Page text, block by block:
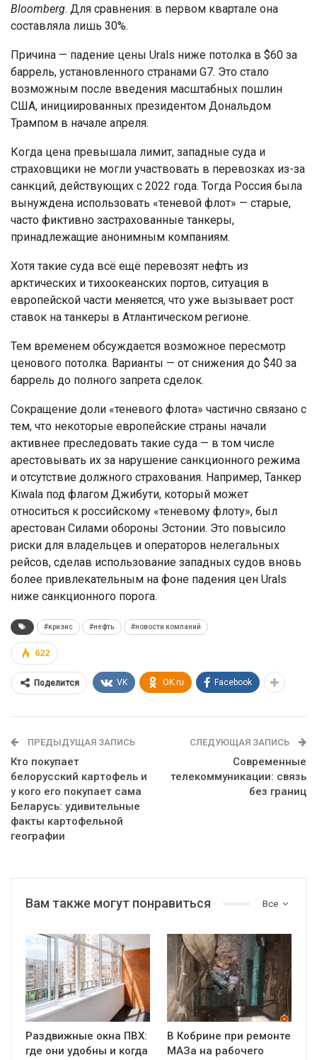
Bloomberg. Для сравнения: в первом квартале она
составляла лишь 30%.
Причина — падение цены Urals ниже потолка в $60 за
баррель, установленного странами G7. Это стало
возможным после введения масштабных пошлин
США, инициированных президентом Дональдом
Трампом в начале апреля.
Когда цена превышала лимит, западные суда и
страховщики не могли участвовать в перевозках из-за
санкций, действующих с 2022 года. Тогда Россия была
вынуждена использовать «теневой флот» — старые,
часто фиктивно застрахованные танкеры,
принадлежащие анонимным компаниям.
Хотя такие суда всё ещё перевозят нефть из
арктических и тихоокеанских портов, ситуация в
европейской части меняется, что уже вызывает рост
ставок на танкеры в Атлантическом регионе.
Тем временем обсуждается возможное пересмотр
ценового потолка. Варианты — от снижения до $40 за
баррель до полного запрета сделок.
Сокращение доли «теневого флота» частично связано с
тем, что некоторые европейские страны начали
активнее преследовать такие суда — в том числе
арестовывать их за нарушение санкционного режима
и отсутствие должного страхования. Например, Танкер
Kiwala под флагом Джибути, который может
относиться к российскому «теневому флоту», был
арестован Силами обороны Эстонии. Это повысило
риски для владельцев и операторов нелегальных
рейсов, сделав использование западных судов вновь
более привлекательным на фоне падения цен Urals
ниже санкционного порога.
#кризис #нефть #новости компаний
622
Поделится VK OK.ru Facebook
ПРЕДЫДУЩАЯ ЗАПИСЬ
Кто покупает
белорусский картофель и
у кого его покупает сама
Беларусь: удивительные
факты картофельной
географии
СЛЕДУЮЩАЯ ЗАПИСЬ
Современные
телекоммуникации: связь
без границ
Все
Вам также могут понравиться
Раздвижные окна ПВХ:
где они удобны и когда
В Кобрине при ремонте
МАЗа на рабочего